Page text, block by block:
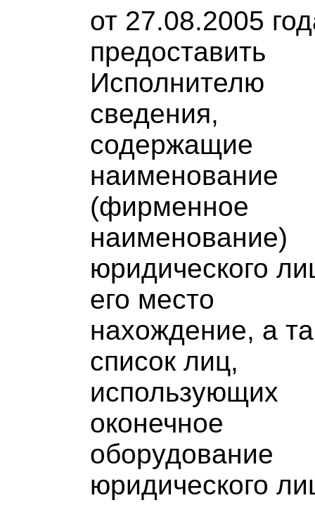
от 27.08.2005
предоставить
Исполнителю
сведения,
содержащие
наименование
(фирменное
наименование)
юридического
его место
нахождение, а
список лиц,
использующих
оконечное
оборудование
юридического